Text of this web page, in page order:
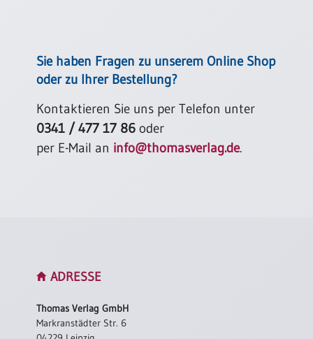
Sie haben Fragen zu unserem Online Shop
oder zu Ihrer Bestellung?
Kontaktieren Sie uns per Telefon unter
0341 / 477 17 86 oder
per E-Mail an info@thomasverlag.de.
ADRESSE
Thomas Verlag GmbH
Markranstädter Str. 6